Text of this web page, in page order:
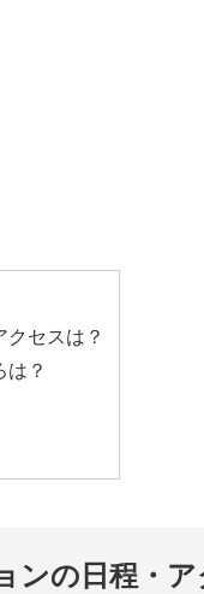
セスは？
は？
ンの日程・ア